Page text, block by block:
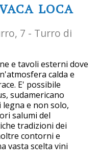
LOCA
7 - Turro di
e tavoli esterni dove
calda e
E' possibile
sudamericano
e non solo,
salumi del
tradizioni dei
contorni e
vasta scelta vini